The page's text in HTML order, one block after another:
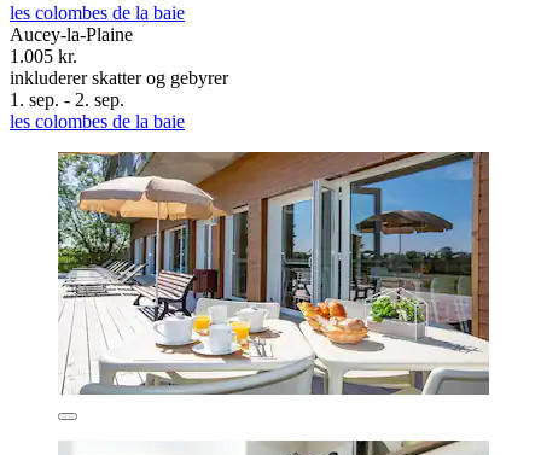
les colombes de la baie
Aucey-la-Plaine
1.005 kr.
inkluderer skatter og gebyrer
1. sep. - 2. sep.
les colombes de la baie